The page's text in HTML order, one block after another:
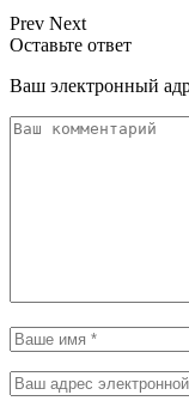
Prev Next
Оставьте ответ
Ваш электронный